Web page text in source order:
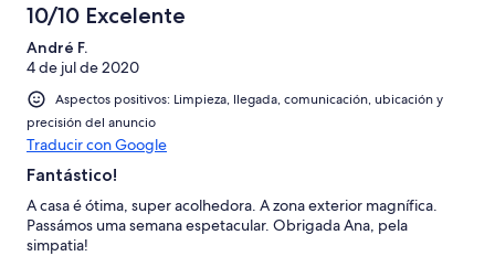
10/10 Excelente
André F.
4 de jul de 2020
Aspectos positivos: Limpieza, llegada, comunicación, ubicación y
precisión del anuncio
Traducir con Google
Fantástico!
A casa é ótima, super acolhedora. A zona exterior magnífica.
Passámos uma semana espetacular. Obrigada Ana, pela
simpatia!